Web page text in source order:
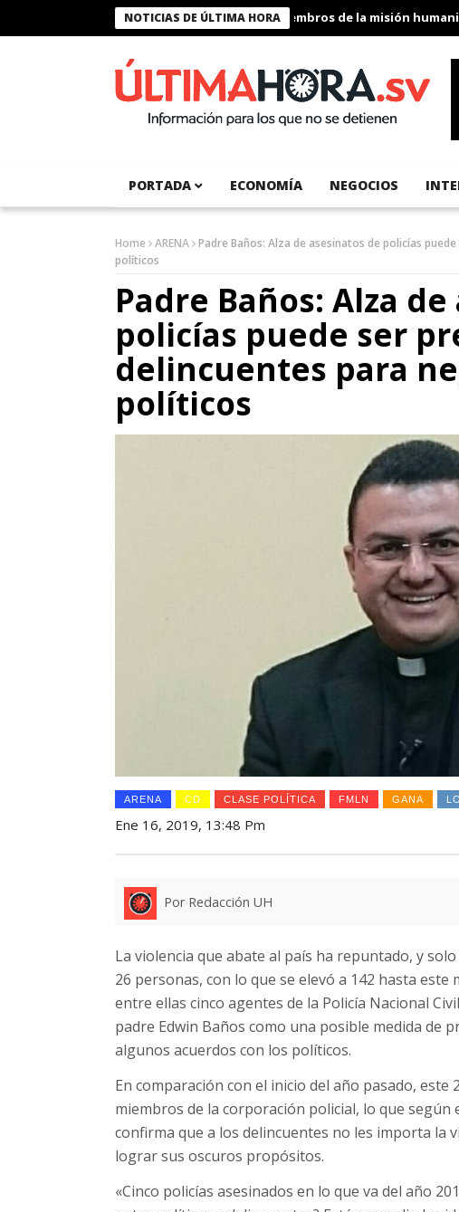
NOTICIAS DE ÚLTIMA HORA
Presidente Bukele condecora a miembros de la misión
PORTADA ECONOMÍA NEGOCIOS
Home ARENA Padre Baños: Alza de asesinatos de policías
políticos
Padre Baños: Alza
policías puede ser
delincuentes para
políticos
ARENA CD CLASE POLÍTICA FMLN GANA
Ene 16, 2019, 13:48 Pm
Por Redacción UH
La violencia que abate al país ha repuntado, y
26 personas, con lo que se elevó a 142 hasta
entre ellas cinco agentes de la Policía Nacional
padre Edwin Baños como una posible medida de
algunos acuerdos con los políticos.
En comparación con el inicio del año pasado,
miembros de la corporación policial, lo que
confirma que a los delincuentes no les importa la
lograr sus oscuros propósitos.
«Cinco policías asesinados en lo que va del año